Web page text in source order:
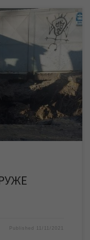
на водоводној мрежи
део града тренутно
оштећења
бити завршени,
сати да се квар […]
Published 11/11/2021